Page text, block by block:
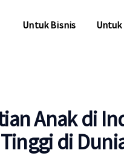
Untuk Bisnis Untuk
Anak di
di